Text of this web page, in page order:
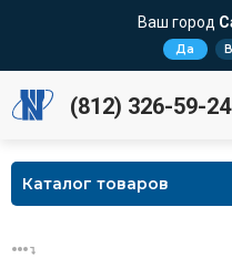
Ваш город
Да
(812) 326-59-24
Каталог товаров